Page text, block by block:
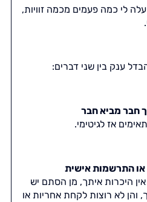
לי כמה פעמים מכמה זוויות,
ענק בין שני דברים:
אז לגיטימי.
היכרות איתך, מן הסתם יש
והן לא רוצות לקחת אחריות או